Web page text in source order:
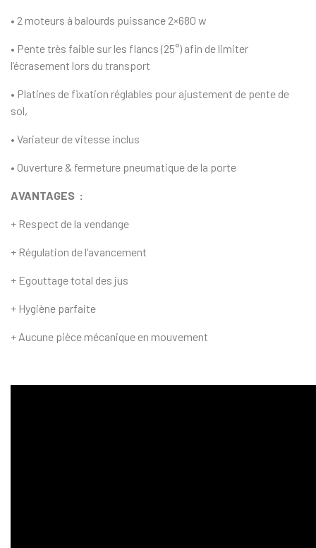
• 2 moteurs à balourds puissance 2×680 w
• Pente très faible sur les flancs (25°) afin de limiter
l’écrasement lors du transport
• Platines de fixation réglables pour ajustement de pente de
sol,
• Variateur de vitesse inclus
• Ouverture & fermeture pneumatique de la porte
AVANTAGES :
+ Respect de la vendange
+ Régulation de l’avancement
+ Egouttage total des jus
+ Hygiène parfaite
+ Aucune pièce mécanique en mouvement